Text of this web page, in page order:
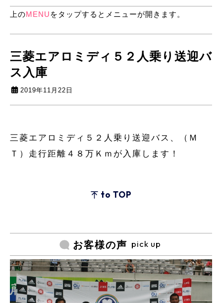
上のMENU をタップするとメニューが開きます。
三菱エアロミディ５２人乗り送迎バ
ス入庫
2019年11月22日
三菱エアロミディ５２人乗り送迎バス、（Ｍ
Ｔ）走行距離４８万Ｋｍが入庫します！
to TOP
お客様の声 pick up